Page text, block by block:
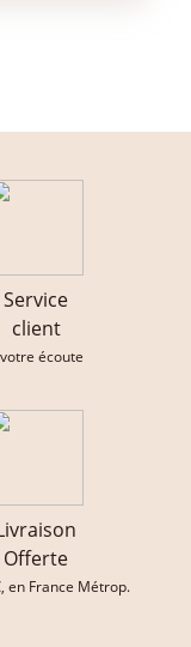
Service
client
écoute
Offerte
en France Métrop.